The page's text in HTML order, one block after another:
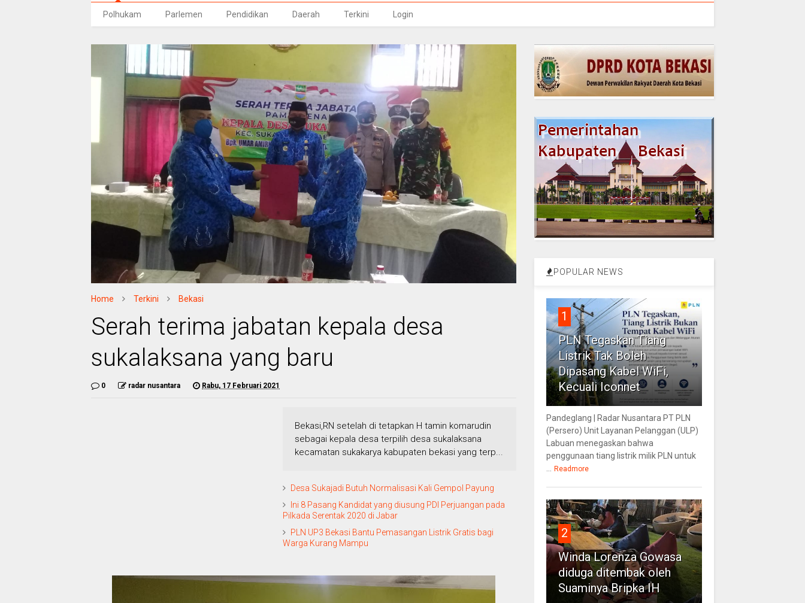
Polhukam Parlemen Pendidikan Daerah Terkini Login
Home Terkini Bekasi
Serah terima jabatan kepala desa
sukalaksana yang baru
0 radar nusantara Rabu, 17 Februari 2021
Bekasi,RN setelah di tetapkan H tamin komarudin
sebagai kepala desa terpilih desa sukalaksana
kecamatan sukakarya kabupaten bekasi yang terp...
Desa Sukajadi Butuh Normalisasi Kali Gempol Payung
Ini 8 Pasang Kandidat yang diusung PDI Perjuangan pada
Pilkada Serentak 2020 di Jabar
PLN UP3 Bekasi Bantu Pemasangan Listrik Gratis bagi
Warga Kurang Mampu
POPULAR NEWS
1
PLN Tegaskan Tiang
Listrik Tak Boleh
Dipasang Kabel WiFi,
Kecuali Iconnet
Pandeglang | Radar Nusantara PT PLN
(Persero) Unit Layanan Pelanggan (ULP)
Labuan menegaskan bahwa
penggunaan tiang listrik milik PLN untuk
Readmore
2
Winda Lorenza Gowasa
diduga ditembak oleh
Suaminya Bripka IH